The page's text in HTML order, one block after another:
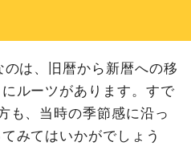
は、旧暦から新暦への移
ルーツがあります。すで
も、当時の季節感に沿っ
みてはいかがでしょう